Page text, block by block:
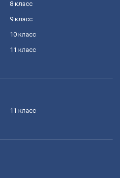
8 класс
9 класс
10 класс
11 класс
11 класс